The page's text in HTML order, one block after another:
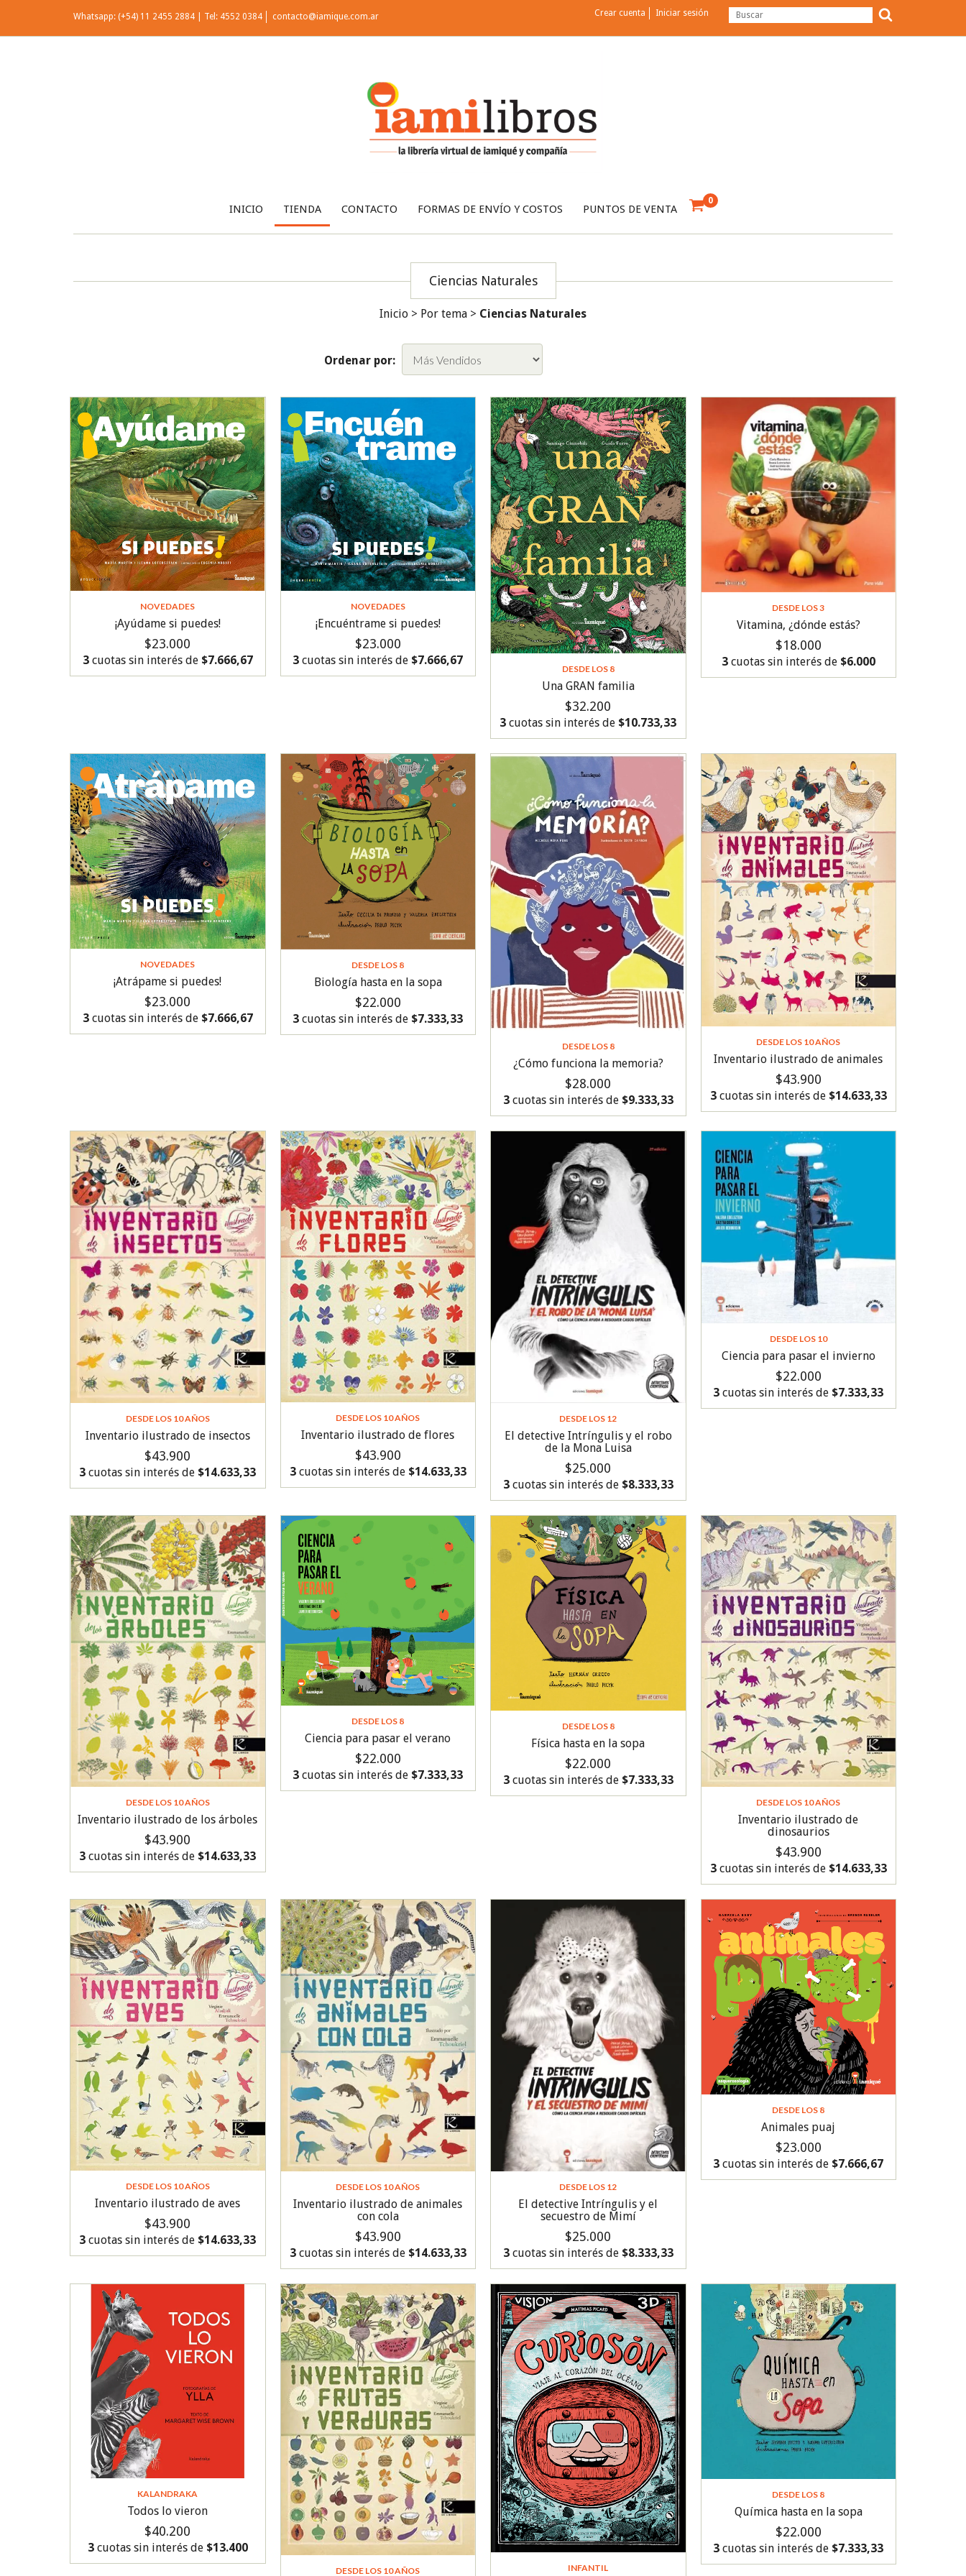
Whatsapp: (+54) 11 2455 2884 | Tel: 4552 0384 contacto@iamique.com.ar Crear cuenta Iniciar sesión
INICIO TIENDA CONTACTO FORMAS DE ENVÍO Y COSTOS PUNTOS DE VENTA
0
Ciencias Naturales
Inicio > Por tema > Ciencias Naturales
Ordenar por:
NOVEDADES
¡Ayúdame si puedes!
$23.000
3cuotas sin interés de $7.666,67
NOVEDADES
¡Encuéntrame si puedes!
$23.000
3 cuotas sin interés de $7.666,67
DESDE LOS 8
Una GRAN familia
$32.200
3 cuotas sin interés de $10.733,33
DESDE LOS 3
Vitamina, ¿dónde estás?
$18.000
3cuotas sin interés de $6.000
NOVEDADES
¡Atrápame si puedes!
$23.000
3cuotas sin interés de $7.666,67
DESDE LOS 8
Biología hasta en la sopa
$22.000
3 cuotas sin interés de $7.333,33
DESDE LOS 8
¿Cómo funciona la memoria?
$28.000
3cuotas sin interés de $9.333,33
DESDE LOS 10 AÑOS
Inventario ilustrado de animales
$43.900
3cuotas sin interés de $14.633,33
DESDE LOS 10 AÑOS
Inventario ilustrado de insectos
$43.900
3 cuotas sin interés de $14.633,33
DESDE LOS 10 AÑOS
Inventario ilustrado de flores
$43.900
3cuotas sin interés de $14.633,33
DESDE LOS 12
El detective Intríngulis y el robo
de la Mona Luisa
$25.000
3cuotas sin interés de $8.333,33
DESDE LOS 10
Ciencia para pasar el invierno
$22.000
3 cuotas sin interés de $7.333,33
DESDE LOS 10 AÑOS
Inventario ilustrado de los árboles
$43.900
3 cuotas sin interés de $14.633,33
DESDE LOS 8
Ciencia para pasar el verano
$22.000
3 cuotas sin interés de $7.333,33
DESDE LOS 8
Física hasta en la sopa
$22.000
3cuotas sin interés de $7.333,33
DESDE LOS 10 AÑOS
Inventario ilustrado de
dinosaurios
$43.900
3cuotas sin interés de $14.633,33
DESDE LOS 10 AÑOS
Inventario ilustrado de aves
$43.900
3 cuotas sin interés de $14.633,33
DESDE LOS 10 AÑOS
Inventario ilustrado de animales
con cola
$43.900
3cuotas sin interés de $14.633,33
DESDE LOS 12
El detective Intríngulis y el
secuestro de Mimí
$25.000
3cuotas sin interés de $8.333,33
DESDE LOS 8
Animales puaj
$23.000
3 cuotas sin interés de $7.666,67
KALANDRAKA
Todos lo vieron
$40.200
3cuotas sin interés de $13.400
DESDE LOS 10 AÑOS INFANTIL
DESDE LOS 8
Química hasta en la sopa
$22.000
3 cuotas sin interés de $7.333,33